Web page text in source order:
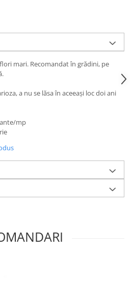
mari. Recomandat în grădini, pe
a nu se lăsa în aceeași loc doi ani
mp